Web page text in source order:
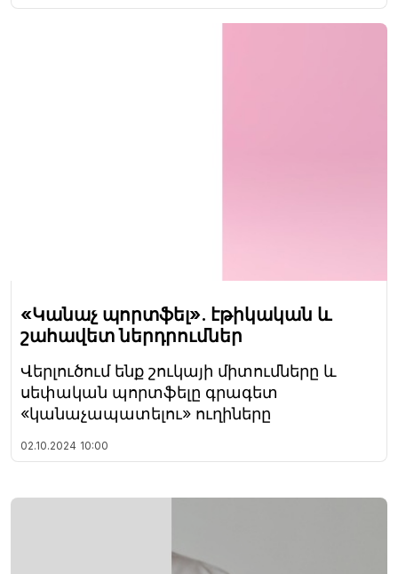
«Կանաչ պորտֆել». էթիկական և
շահավետ ներդրումներ
Վերլուծում ենք շուկայի միտումները և
սեփական պորտֆելը գրագետ
«կանաչապատելու» ուղիները
02.10.2024 10:00